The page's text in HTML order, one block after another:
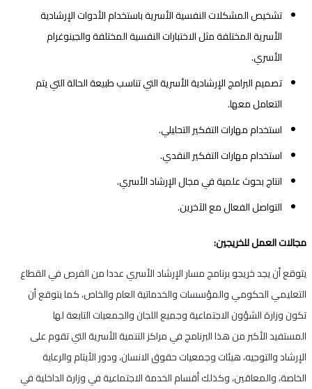
تشخيص المشكلات النفسية الأسرية باستخدام الأدوات الإرشادية
الأسرية المختلفة مثل الاختبارات النفسية المختلفة والجينوغرام
الأسري.
تصميم البرامج الإرشادية الأسرية التي تناسب طبيعة الحالة التي يتم
التعامل معها.
استخدام مهارات التفكير التحليلي.
استخدام مهارات التفكير النقدي.
انتاج بحوث علمية في مجال الإرشاد الأسري.
التواصل الفعال مع الآخرين.
مجالات العمل للخريجين:
يتوقع أن يجد خريجو برنامج مسار الإرشاد الأسري عددا من الفرص في القطاع
التعليمي الحكومي والمؤسسات والخدماتية العام والخاص، كما يتوقع أن
تكون وزارة الشؤون الاجتماعية وجميع اللجان والجمعيات التابعة لها
المستفيد الأكبر من هذا البرنامج في مراكز التنمية الأسرية التي تقوم على
الإرشاد والتوجيه، هيئات وجمعيات حقوق الانسان، ودور الأيتام والرعاية
الخاصة، والمعاقين، وكذلك أقسام الخدمة الاجتماعية في وزارة الداخلية في